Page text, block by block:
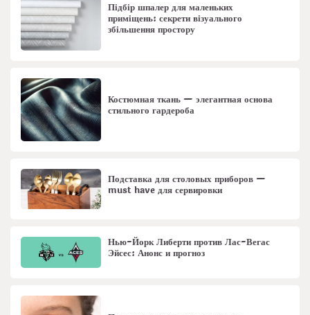
Підбір шпалер для маленьких
приміщень: секрети візуального
збільшення простору
Костюмная ткань — элегантная основа
стильного гардероба
Подставка для столовых приборов —
must have для сервировки
Нью-Йорк Либерти против Лас-Вегас
Эйсес: Анонс и прогноз